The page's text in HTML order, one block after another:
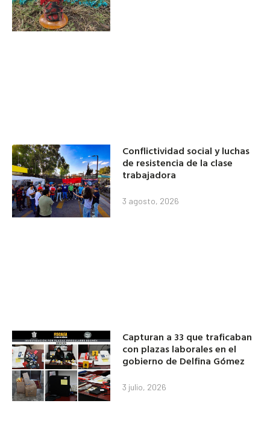
Conflictividad social y luchas
de resistencia de la clase
trabajadora
3 agosto, 2026
Capturan a 33 que traficaban
con plazas laborales en el
gobierno de Delfina Gómez
3 julio, 2026